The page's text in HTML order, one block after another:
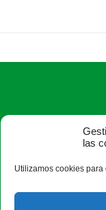
las
Utilizamos cookies
ASAJA
C/ Bomberos, 10 -